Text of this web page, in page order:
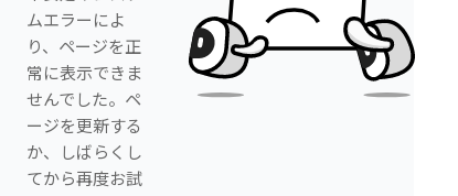
ムエラーによ
り、ページを正
常に表示できま
せんでした。ペ
ージを更新する
か、しばらくし
てから再度お試